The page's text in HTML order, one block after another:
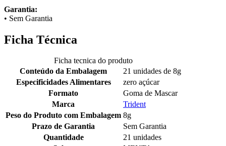
Garantia:
• Sem Garantia
Ficha Técnica
Ficha tecnica do produto
Conteúdo da Embalagem
21 unidades de 8g
Especificidades Alimentares
zero açúcar
Formato
Goma de Mascar
Marca
Trident
Peso do Produto com Embalagem 8g
Prazo de Garantia
Sem Garantia
Quantidade
21 unidades